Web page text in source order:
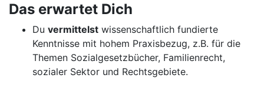
Das erwartet Dich
Du vermittelst wissenschaftlich fundierte
Kenntnisse mit hohem Praxisbezug, z.B. für die
Themen Sozialgesetzbücher, Familienrecht,
sozialer Sektor und Rechtsgebiete.